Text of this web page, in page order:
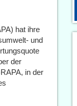
hat ihre
und
der
in der